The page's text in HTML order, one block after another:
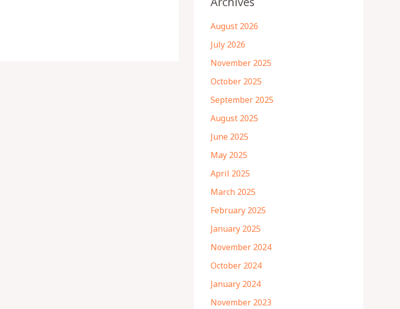
August 2026
July 2026
November 2025
October 2025
September 2025
August 2025
June 2025
May 2025
April 2025
March 2025
February 2025
January 2025
November 2024
October 2024
January 2024
November 2023